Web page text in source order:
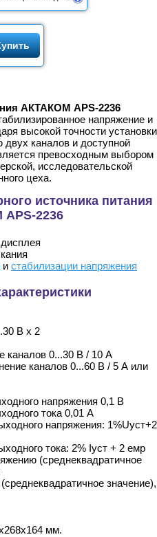
АКТАКОМ APS-2236
напряжение и
высокой точности установки
каналов и доступной
превосходным выбором
исследовательской
цеха.
источника питания
2236
и стабилизации напряжения
В х 2
каналов 0...30 В / 10 А
каналов 0...60 В / 5 А или
напряжения 0,1 В
тока 0,01 А
напряжения: 1%Uуст+2
тока: 2% Iуст + 2 емр
(среднеквадратичное
значение),
мм.